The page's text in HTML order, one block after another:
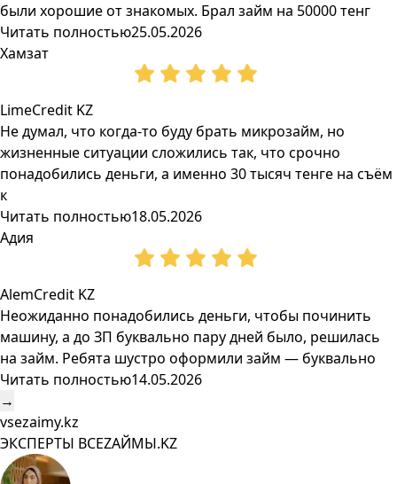
были хорошие от знакомых. Брал займ на 50000 тенг
Читать полностью25.05.2026
Хамзат
LimeCredit KZ
Не думал, что когда-то буду брать микрозайм, но
жизненные ситуации сложились так, что срочно
понадобились деньги, а именно 30 тысяч тенге на съём
к
Читать полностью18.05.2026
Адия
AlemCredit KZ
Неожиданно понадобились деньги, чтобы починить
машину, а до ЗП буквально пару дней было, решилась
на займ. Ребята шустро оформили займ — буквально
Читать полностью14.05.2026
→
vsezaimy.kz
ЭКСПЕРТЫ ВСЕZAЙМЫ.KZ